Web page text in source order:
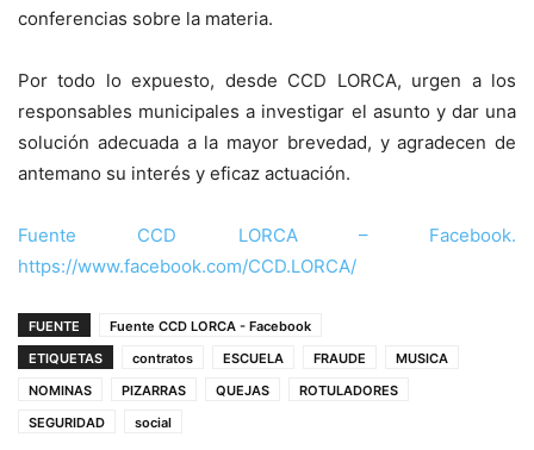
conferencias sobre la materia.
Por todo lo expuesto, desde CCD LORCA, urgen a los
responsables municipales a investigar el asunto y dar una
solución adecuada a la mayor brevedad, y agradecen de
antemano su interés y eficaz actuación.
Fuente CCD LORCA – Facebook.
https://www.facebook.com/CCD.LORCA/
FUENTE
Fuente CCD LORCA - Facebook
ETIQUETAS
contratos ESCUELA FRAUDE
MUSICA
NOMINAS
PIZARRAS QUEJAS
ROTULADORES
SEGURIDAD
social